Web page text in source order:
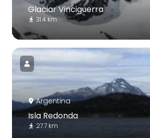
Glaciar Vinciguerra
31.4 km
Argentina
Isla Redonda
27.7 km